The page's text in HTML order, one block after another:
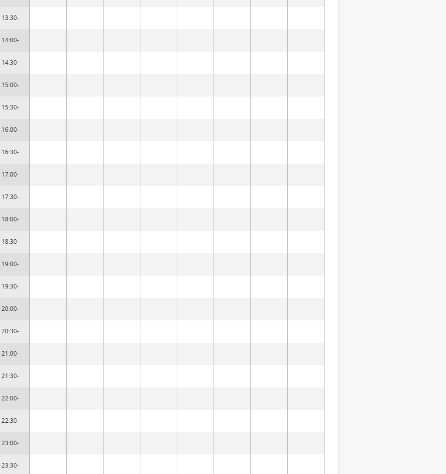
13:30-
14:00-
14:30-
15:00-
15:30-
16:00-
16:30-
17:00-
17:30-
18:00-
18:30-
19:00-
19:30-
20:00-
20:30-
21:00-
21:30-
22:00-
22:30-
23:00-
23:30-